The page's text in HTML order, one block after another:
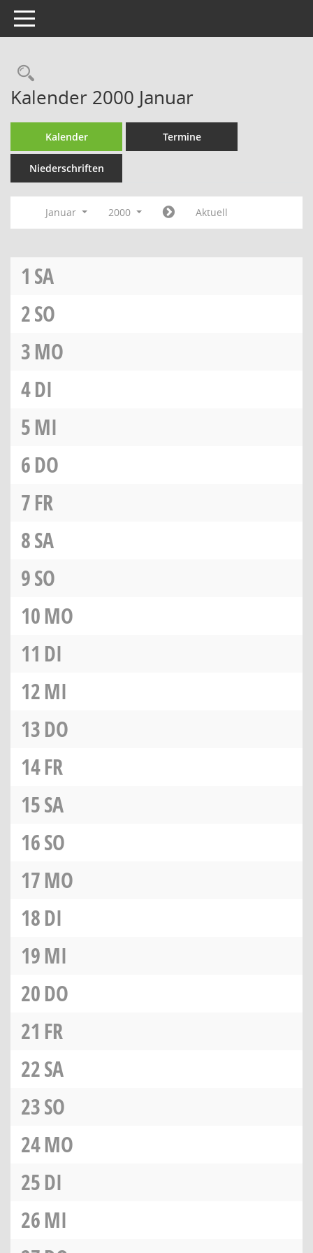
Toggle navigation
Rechercheauswahl
Kalender 2000 Januar
Kalender Termine
Niederschriften
Januar 2000 Aktuell
1 SA
2SO
3MO
4DI
5MI
6DO
7FR
8SA
9SO
10MO
11 DI
12MI
13DO
14FR
15SA
16SO
17MO
18DI
19MI
20DO
21 FR
22SA
23SO
24MO
25DI
26MI